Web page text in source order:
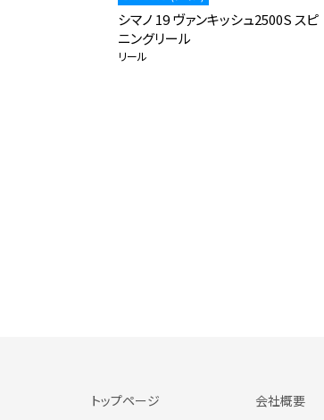
シマノ 19 ヴァンキッシュ2500S スピ
ニングリール
リール
トップページ 会社概要